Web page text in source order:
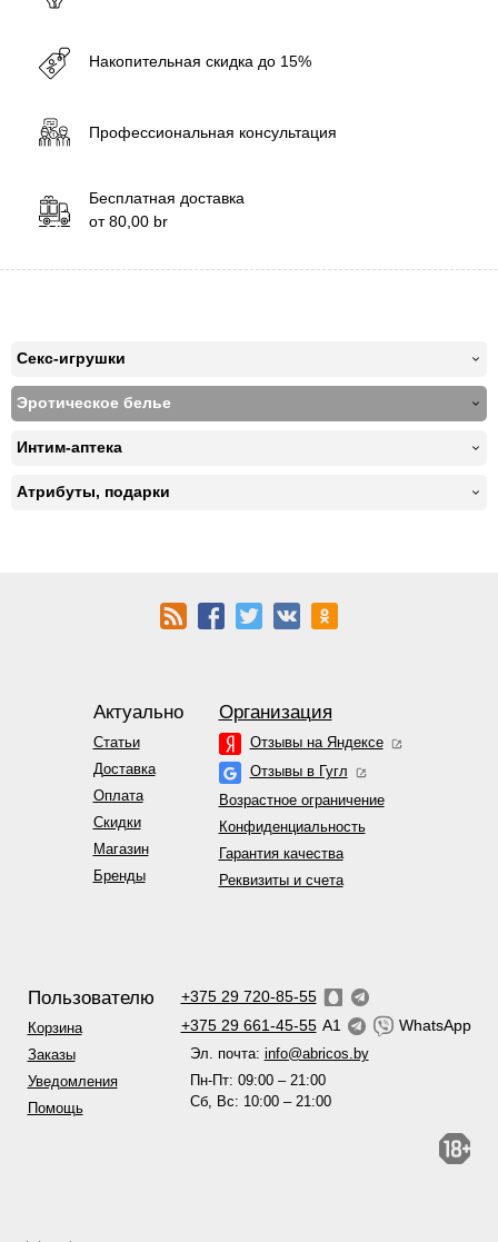
Накопительная скидка до 15%
Профессиональная консультация
Бесплатная доставка
от80,00 br
Секс-игрушки
Эротическое белье
Интим-аптека
Атрибуты, подарки
Актуально
Статьи
Доставка
Оплата
Скидки
Магазин
Бренды
Организация
Отзывы на Яндексе
Отзывы в Гугл
Возрастное ограничение
Конфиденциальность
Гарантия качества
Реквизиты и счета
Пользователю
Корзина
Заказы
Уведомления
Помощь
+375 29 720-85-55
+375 29 661-45-55 A1 WhatsApp
Эл. почта: info@abricos.by
Пн-Пт: 09:00 – 21:00
Сб, Вс: 10:00 – 21:00